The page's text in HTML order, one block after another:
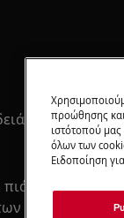
το
πιάτων
προώθησης
ιστότοπού
όλων των
Ειδοποίηση